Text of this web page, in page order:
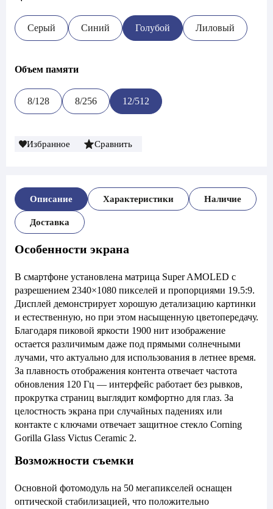
Серый Синий Голубой Лиловый
Объем памяти
8/128 8/256 12/512
Избранное Сравнить
Описание Характеристики Наличие
Доставка
Особенности экрана
В смартфоне установлена матрица Super AMOLED с
разрешением 2340×1080 пикселей и пропорциями 19.5:9.
Дисплей демонстрирует хорошую детализацию картинки
и естественную, но при этом насыщенную цветопередачу.
Благодаря пиковой яркости 1900 нит изображение
остается различимым даже под прямыми солнечными
лучами, что актуально для использования в летнее время.
За плавность отображения контента отвечает частота
обновления 120 Гц — интерфейс работает без рывков,
прокрутка страниц выглядит комфортно для глаз. За
целостность экрана при случайных падениях или
контакте с ключами отвечает защитное стекло Corning
Gorilla Glass Victus Ceramic 2.
Возможности съемки
Основной фотомодуль на 50 мегапикселей оснащен
оптической стабилизацией, что положительно